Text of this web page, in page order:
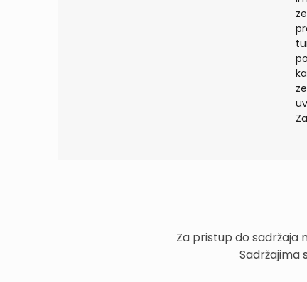
Za pristup do
Sadržajima